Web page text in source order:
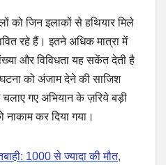
को जिन इलाकों से हथियार मिले
रहे हैं। इतने अधिक मात्रा में
और विविधता यह सकेंत देती है
को अंजाम देने की साजिश
गए अभियान के ज़रिये बड़ी
नाकाम कर दिया गया।
1000 से ज्यादा की मौत,